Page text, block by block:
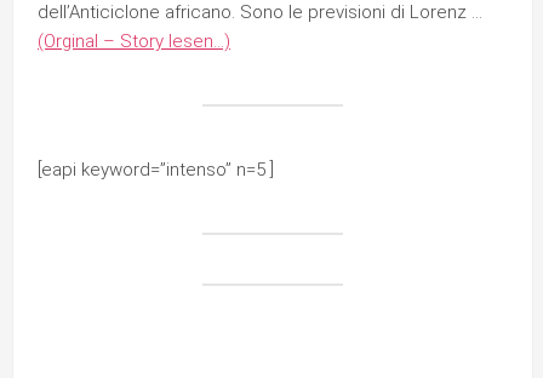
dell’Anticiclone africano. Sono le previsioni di Lorenz …
(Orginal – Story lesen…)
[eapi keyword=”intenso” n=5 ]